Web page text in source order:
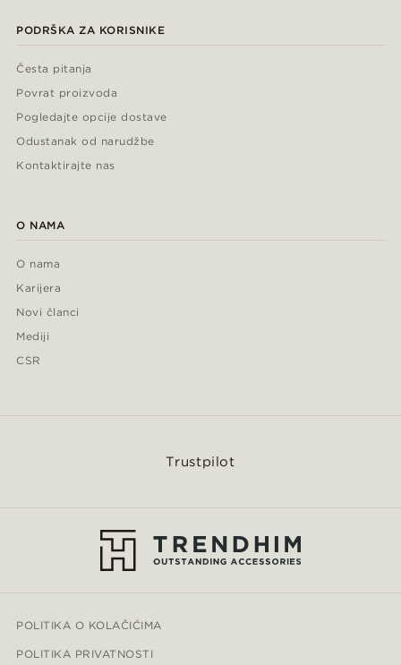
PODRŠKA ZA KORISNIKE
Česta pitanja
Povrat proizvoda
Pogledajte opcije dostave
Odustanak od narudžbe
Kontaktirajte nas
O NAMA
O nama
Karijera
Novi članci
Mediji
CSR
Trustpilot
POLITIKA O KOLAČIĆIMA
POLITIKA PRIVATNOSTI